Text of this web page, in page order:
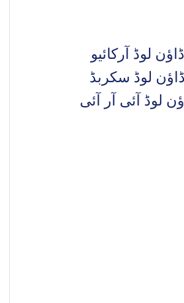
ڈاؤن لوڈ آرکائیو
ڈاؤن لوڈ سکربڈ
لوڈ آئی آر آئی